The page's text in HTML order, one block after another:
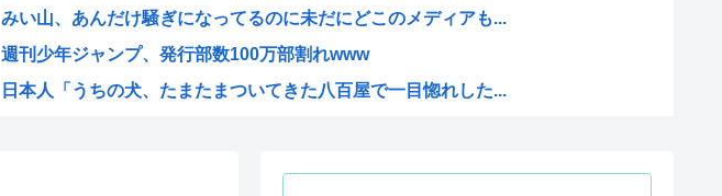
みい山、あんだけ騒ぎになってるのに未だにどこのメディアも...
週刊少年ジャンプ、発行部数100万部割れwww
日本人「うちの犬、たまたまついてきた八百屋で一目惚れした...